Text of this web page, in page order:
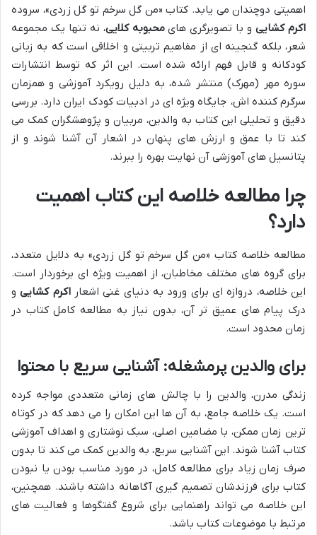
اهمیتی دوچندان می یابد. کتاب «من گل سرخم تو گل زردی»، سروده
اکرم کشاییو با تصویرگری هایمحبوبه کلایی، نه تنها یک مجموعه
شعر، بلکه گنجینه ای از مفاهیم تربیتی و اخلاقی است که به زبانی
کودکانه و قابل فهم ارائه شده است. این اثر که توسط انتشارات
سوره مهر (مهرک) منتشر شده، به دلیل رویکرد آموزشی و همزمان
سرگرم کننده اش، جایگاه ویژه ای در ادبیات کودک ایران دارد. بررسی
دقیق و تحلیلی این کتاب به والدین، مربیان و پژوهشگران کمک می
کند تا با عمق و ارزش های پنهان در اشعار آن آشنا شوند و از
پتانسیل های آموزشی آن نهایت بهره را ببرند.
چرا مطالعه خلاصه این کتاب اهمیت
دارد؟
مطالعه خلاصه کتاب «من گل سرخم تو گل زردی» به دلایل متعدد،
برای گروه های مختلف مخاطبان، از اهمیت ویژه ای برخوردار است.
این خلاصه، دروازه ای برای ورود به دنیای غنی اشعاراکرم کشاییو
درک پیام های عمیق تر آن، بدون نیاز به مطالعه کامل کتاب در
زمان محدود است.
برای والدین پرمشغله: آشنایی سریع با محتوا
زندگی مدرن، والدین را با چالش های زمانی متعددی مواجه کرده
است. یک خلاصه جامع، به آن ها این امکان را می دهد که در کوتاه
ترین زمان ممکن، با مضامین اصلی، سبک نوشتاری و اهداف آموزشی
کتاب آشنا شوند. این آشنایی سریع، به والدین کمک می کند تا بدون
صرف زمان زیاد برای مطالعه کامل، در مورد مناسب بودن یا نبودن
کتاب برای فرزندشان تصمیم گیری آگاهانه داشته باشند. همچنین،
این خلاصه می تواند راهنمایی برای شروع گفتگوها و فعالیت های
مرتبط با موضوعات کتاب باشد.